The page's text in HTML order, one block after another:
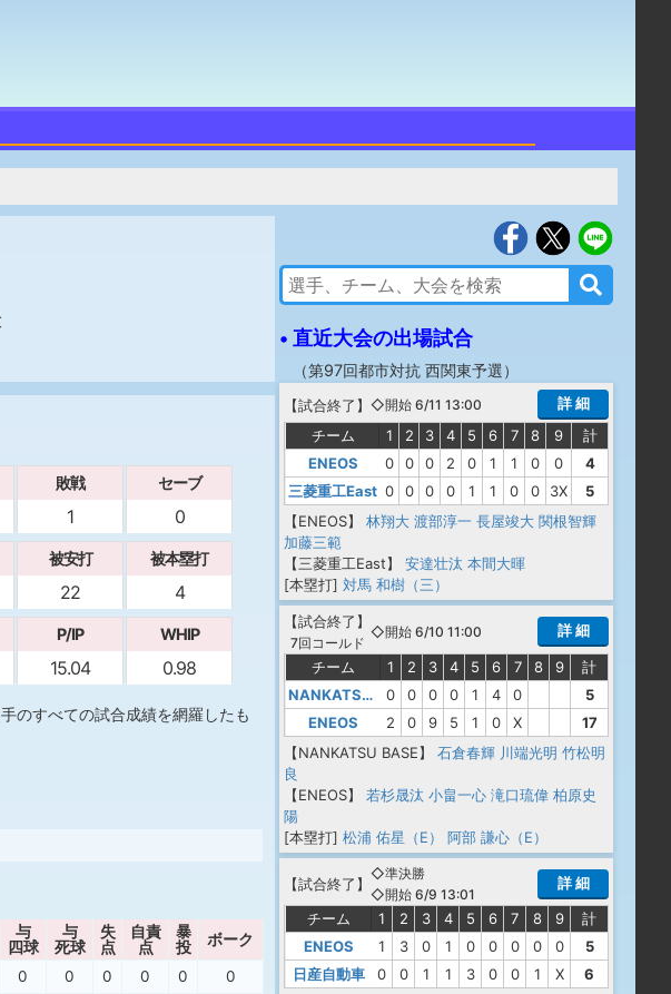
敗戦
1
セーブ
0
被安打
22
被本塁打
4
P/IP
15.04
WHIP
0.98
のすべての試合成績を網羅したも
与
四球
与
死球
失
点
自責
点
暴
投
ボーク
0 0 0 0 0
0
• 直近大会の出場試合
（第97回都市対抗 西関東予選）
【試合終了 】 ◇開始 6/11 13:00
詳 細
チーム
1 2 3 4 5 6 7 8 9
計
ENEOS
0 0 0 2 0 1 1 0 0
4
三菱重工East 0 0 0 0 1 1 0 0 3X
5
【ENEOS】
林翔大 渡部淳一 長屋竣大 関根智輝
加藤三範
【三菱重工East】
安達壮汰 本間大暉
[本塁打] 対馬 和樹（三）
【試合終了 】
7回コールド
◇開始 6/10 11:00 詳 細
チーム 1 2 3 4 5 6 7 8 9
計
NANKATSU BASE
0 0 0 0 1 4 0
5
ENEOS
2 0 9 5 1 0 X
17
【NANKATSU BASE】
石倉春輝 川端光明 竹松明
良
【ENEOS】
若杉晟汰 小畠一心 滝口琉偉 柏原史
陽
[本塁打] 松浦 佑星（E） 阿部 謙心（E）
【試合終了 】
◇準決勝
◇開始 6/9 13:01
詳 細
チーム 1 2 3 4 5 6 7 8 9
計
ENEOS
1 3 0 1 0 0 0 0 0
5
日産自動車
0 0 1 1 3 0 0 1 X
6